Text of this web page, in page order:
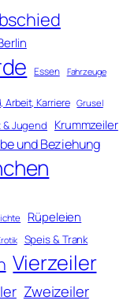
Essen Fahrzeuge
Arbeit, Karriere Grusel
Jugend Krummzeiler
und Beziehung
Rüpeleien
Speis & Trank
Vierzeiler
Zweizeiler